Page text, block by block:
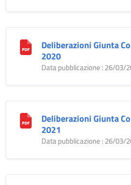
Deliberazioni Giunta
2020
Data pubblicazione : 26/03/
Deliberazioni Giunta
2021
Data pubblicazione : 26/03/